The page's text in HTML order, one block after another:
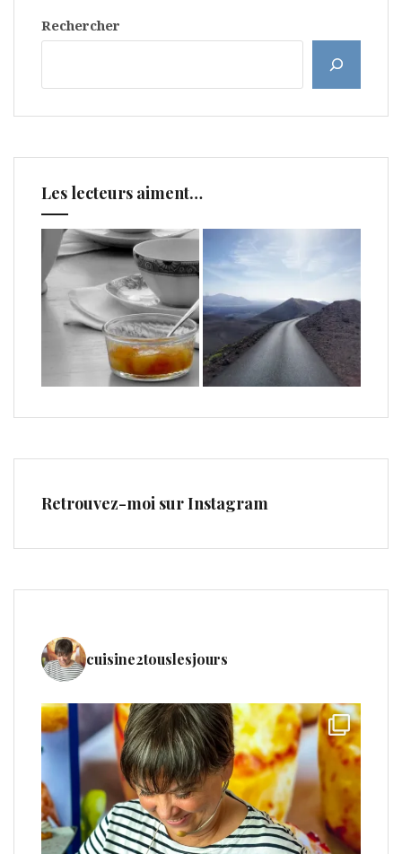
Rechercher
Les lecteurs aiment…
Retrouvez-moi sur Instagram
cuisine2touslesjours